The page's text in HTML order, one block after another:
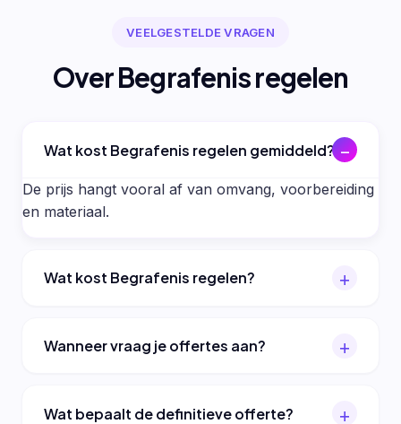
VEELGESTELDE VRAGEN
Over Begrafenis regelen
Wat kost Begrafenis regelen gemiddeld?
De prijs hangt vooral af van omvang, voorbereiding
en materiaal.
Wat kost Begrafenis regelen?
Wanneer vraag je offertes aan?
Wat bepaalt de definitieve offerte?